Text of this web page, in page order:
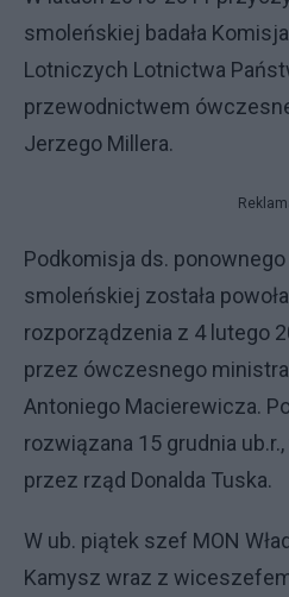
smoleńskiej badała
Lotniczych Lotnictwa
przewodnictwem
Jerzego Millera.
Podkomisja ds.
smoleńskiej została
rozporządzenia z 4 lutego
przez ówczesnego
Antoniego Macierewicza.
rozwiązana 15 grudnia
przez rząd Donalda Tuska.
W ub. piątek szef MON
Kamysz wraz z